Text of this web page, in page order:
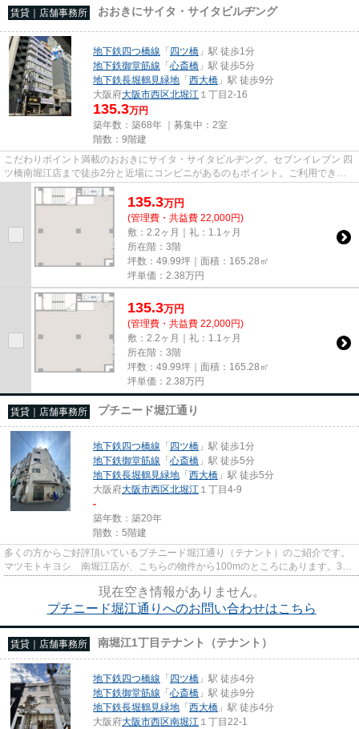
賃貸｜店舗事務所 おおきにサイタ・サイタビルヂング
地下鉄四つ橋線 「四ツ橋 」駅 徒歩1分
地下鉄御堂筋線 「心斎橋 」駅 徒歩5分
地下鉄長堀鶴見緑地 「西大橋 」駅 徒歩9分
大阪府大阪市西区北堀江 １丁目2-16
135.3万円
築年数：築68年 ｜募集中： 2室
階数：9階建
こだわりポイント満載のおおきにサイタ・サイタビルヂング。セブンイレブン 四
ツ橋南堀江店まで徒歩2分と近場にコンビニがあるのもポイント。ご利用できる
駅は3駅以上あり、交通の便が...
135.3万円
(管理費・共益費 22,000円)
敷：2.2ヶ月｜礼：1.1ヶ月
所在階：3階
坪数：49.99坪｜面積：165.28㎡
坪単価： 2.38万円
135.3万円
(管理費・共益費 22,000円)
敷：2.2ヶ月｜礼：1.1ヶ月
所在階：3階
坪数：49.99坪｜面積：165.28㎡
坪単価： 2.38万円
賃貸｜店舗事務所 プチニード堀江通り
地下鉄四つ橋線 「四ツ橋 」駅 徒歩1分
地下鉄御堂筋線 「心斎橋 」駅 徒歩5分
地下鉄長堀鶴見緑地 「西大橋 」駅 徒歩5分
大阪府大阪市西区北堀江 １丁目4-9
-
築年数：築20年
階数：5階建
多くの方からご好評頂いているプチニード堀江通り（テナント）のご紹介です。
マツモトキヨシ 南堀江店が、こちらの物件から100mのところにあります。3駅
以上利用できる立地となってい...
現在空き情報がありません。
プチニード堀江通りへのお問い合わせはこちら
賃貸｜店舗事務所 南堀江1丁目テナント（テナント）
地下鉄四つ橋線 「四ツ橋 」駅 徒歩4分
地下鉄御堂筋線 「心斎橋 」駅 徒歩9分
地下鉄長堀鶴見緑地 「西大橋 」駅 徒歩4分
大阪府大阪市西区南堀江 １丁目22-1